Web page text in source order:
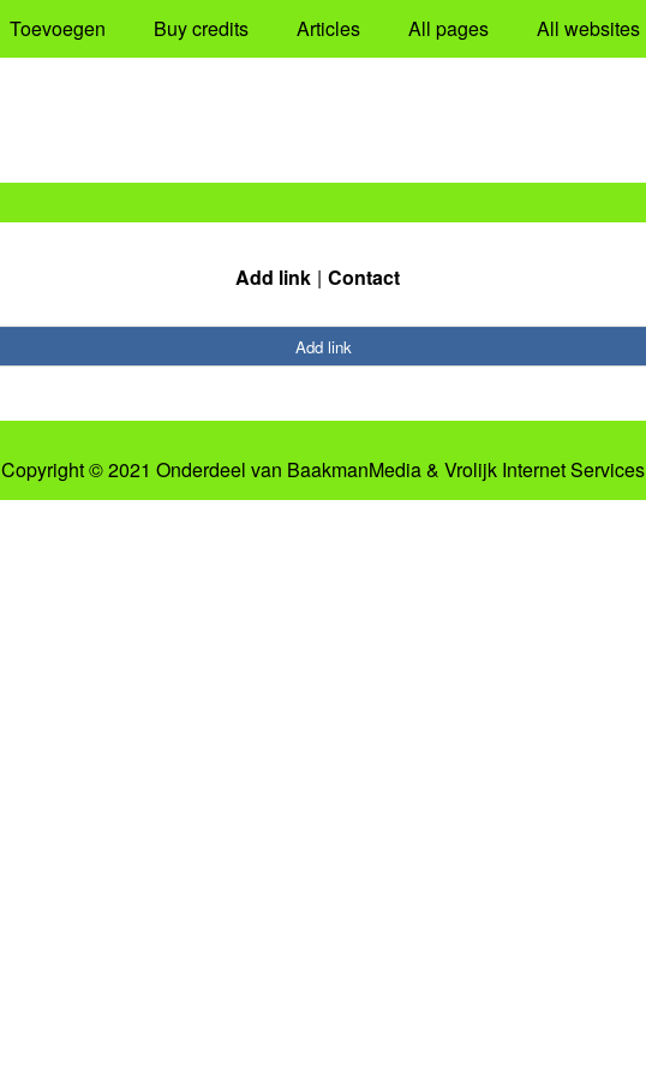
Toevoegen Buy credits Articles All pages All websites
Add link Contact
Add link
Copyright © 2021 Onderdeel van BaakmanMedia& Vrolijk Internet Services